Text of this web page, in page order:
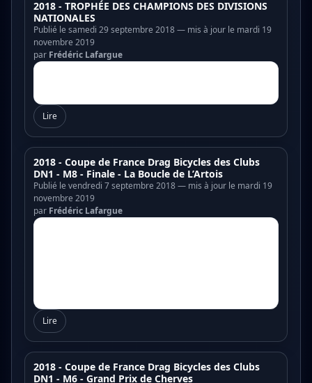
2018 - TROPHÉE DES CHAMPIONS DES DIVISIONS
NATIONALES
Publié le samedi 29 septembre 2018 — mis à jour le mardi 19
novembre 2019
par Frédéric Lafargue
Lire
2018 - Coupe de France Drag Bicycles des Clubs
DN1 - M8 - Finale - La Boucle de L’Artois
Publié le vendredi 7 septembre 2018 — mis à jour le mardi 19
novembre 2019
par Frédéric Lafargue
Lire
2018 - Coupe de France Drag Bicycles des Clubs
DN1 - M6 - Grand Prix de Cherves